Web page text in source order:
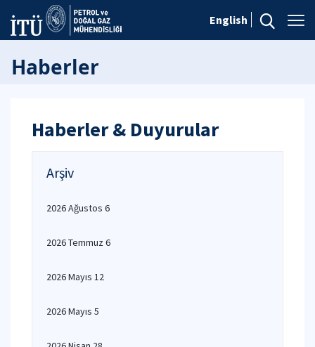
English
Haberler
Haberler & Duyurular
Arşiv
2026 Ağustos 6
2026 Temmuz 6
2026 Mayıs 12
2026 Mayıs 5